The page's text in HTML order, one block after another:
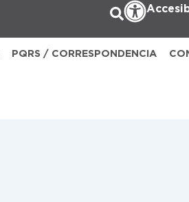
PQRS / CORRESPONDENCIA